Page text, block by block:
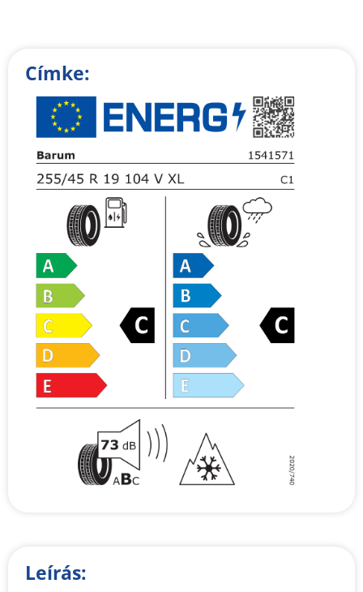
Címke:
Leírás: